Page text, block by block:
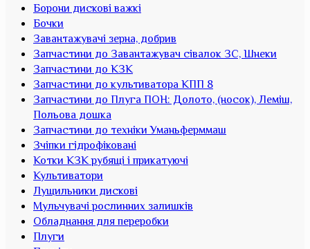
Борони дискові важкі
Бочки
Завантажувачі зерна, добрив
Запчастини до Завантажувач сівалок ЗС, Шнеки
Запчастини до КЗК
Запчастини до культиватора КПП 8
Запчастини до Плуга ПОН: Долото, (носок), Леміш,
Польова дошка
Запчастини до техніки Уманьферммаш
Зчіпки гідрофіковані
Котки КЗК рубящі і прикатуючі
Культиватори
Лущильники дискові
Мульчувачі рослинних залишків
Обладнання для переробки
Плуги